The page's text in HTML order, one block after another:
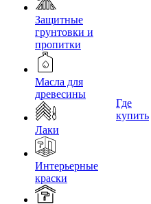
Защитные
грунтовки и
пропитки
Масла для
древесины
Лаки
Интерьерные
краски
Где
купить